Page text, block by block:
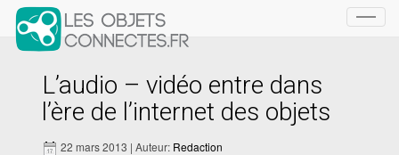
L’audio – vidéo entre dans
l’ère de l’internet des objets
22 mars 2013 | Auteur: Redaction